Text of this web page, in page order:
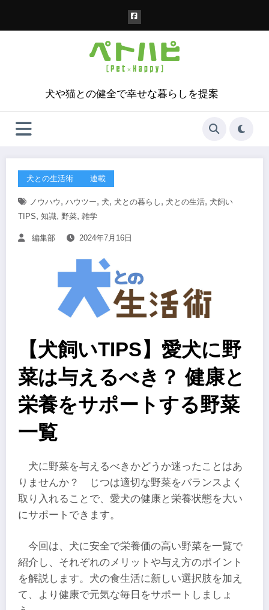
犬や猫との健全で幸せな暮らしを提案
犬との生活術 連載
ノウハウ , ハウツー, 犬, 犬との暮らし , 犬との生活, 犬飼い
TIPS, 知識, 野菜, 雑学
編集部 2024年7月16日
【犬飼いTIPS】愛犬に野
菜は与えるべき？ 健康と
栄養をサポートする野菜
一覧
犬に野菜を与えるべきかどうか迷ったことはあ
りませんか？ じつは適切な野菜をバランスよく
取り入れることで、愛犬の健康と栄養状態を大い
にサポートできます。
今回は、犬に安全で栄養価の高い野菜を一覧で
紹介し、それぞれのメリットや与え方のポイント
を解説します。犬の食生活に新しい選択肢を加え
て、より健康で元気な毎日をサポートしましょ